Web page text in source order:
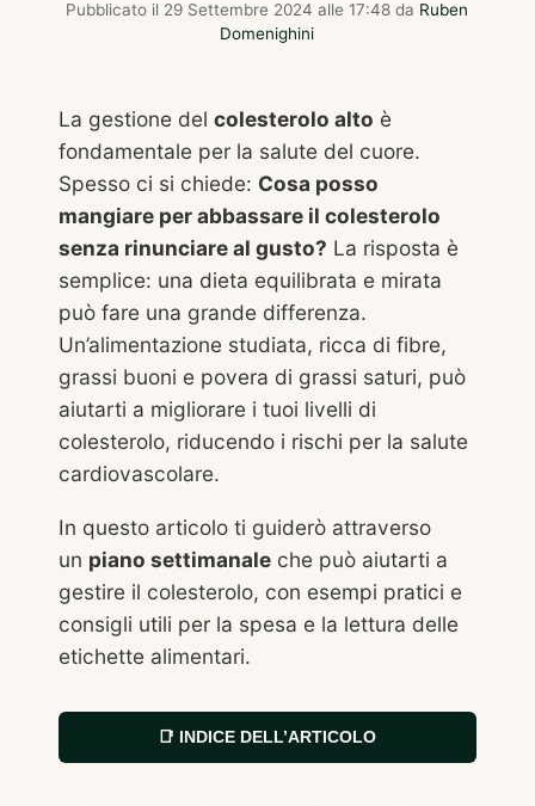
Pubblicato il 29 Settembre 2024 alle 17:48da Ruben
Domenighini
La gestione del colesterolo alto è
fondamentale per la salute del cuore.
Spesso ci si chiede: Cosa posso
mangiare per abbassare il colesterolo
senza rinunciare al gusto? La risposta è
semplice: una dieta equilibrata e mirata
può fare una grande differenza.
Un’alimentazione studiata, ricca di fibre,
grassi buoni e povera di grassi saturi, può
aiutarti a migliorare i tuoi livelli di
colesterolo, riducendo i rischi per la salute
cardiovascolare.
In questo articolo ti guiderò attraverso
un piano settimanaleche può aiutarti a
gestire il colesterolo, con esempi pratici e
consigli utili per la spesa e la lettura delle
etichette alimentari.
📑 INDICE DELL’ARTICOLO